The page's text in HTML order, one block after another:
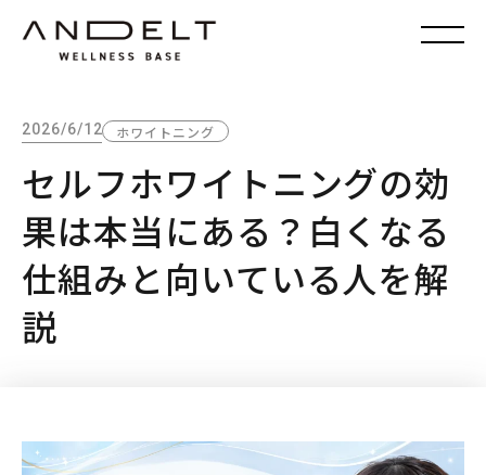
2026/6/12 ホワイトニング
セルフホワイトニングの効
果は本当にある？白くなる
仕組みと向いている人を解
説